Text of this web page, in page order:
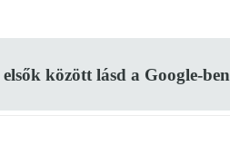
között lásd a Google-ben